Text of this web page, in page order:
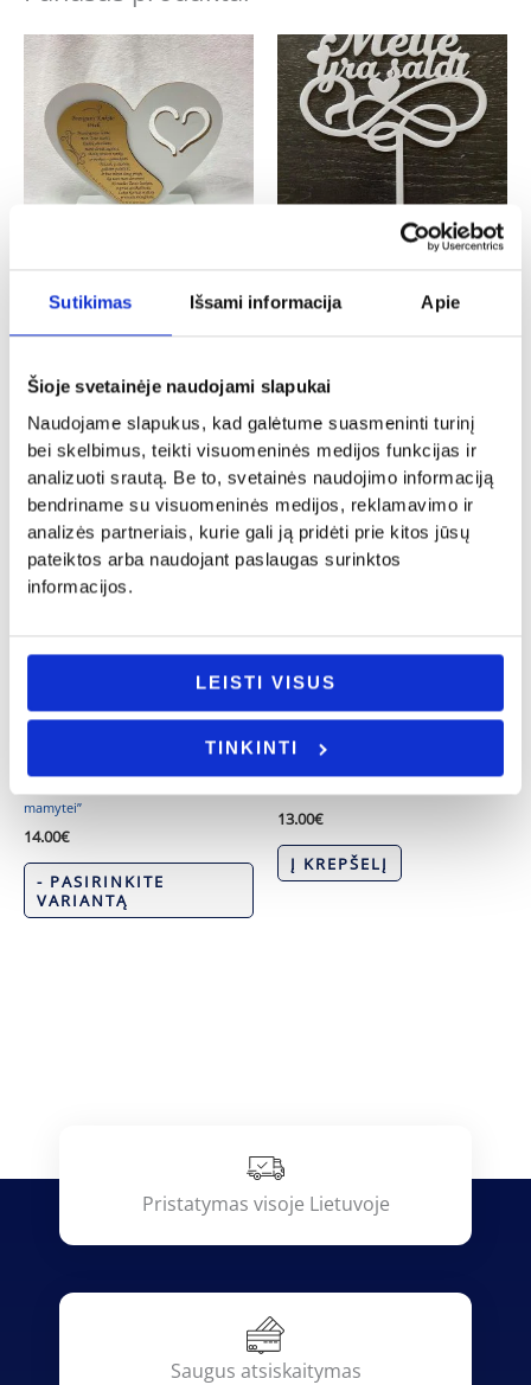
Sutikimas Išsami informacija Apie
Šioje svetainėje naudojami slapukai
Naudojame slapukus, kad galėtume suasmeninti turinį
bei skelbimus, teikti visuomeninės medijos funkcijas ir
analizuoti srautą. Be to, svetainės naudojimo informaciją
bendriname su visuomeninės medijos, reklamavimo ir
analizės partneriais, kurie gali ją pridėti prie kitos jūsų
pateiktos arba naudojant paslaugas surinktos
informacijos.
LEISTI VISUS
TINKINTI
Pastatoma širdelė „Brangus krikšto
tėveli”
Į KREPŠELĮ
- PASIRINKITE
mamytei”
14.00€
- PASIRINKITE
VARIANTĄ
Krikštynos
Krikšto skraistė
13.00€
Į KREPŠELĮ
Pristatymas visoje Lietuvoje
Saugus atsiskaitymas